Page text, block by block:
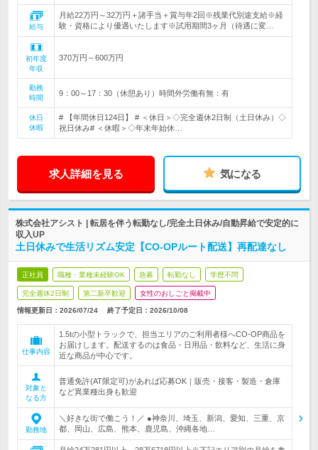
給与
月給22万円～32万円＋諸手当＋賞与年2回※残業代別途支給※経
験・資格により優遇いたします※試用期間3ヶ月（待遇に変…
初年度
年収
370万円～600万円
勤務
時間
9：00～17：30（休憩あり）時間外労働有無：有
休日
休暇
# 【年間休日124日】 # ＜休日＞◇完全週休2日制（土日休み）◇
祝日休み# ＜休暇＞◇年末年始休…
求人詳細を見る 気になる
株式会社アシスト | 転居を伴う転勤なし/完全土日休み/自動昇給で安定的に
収入UP
土日休みで生活リズム安定【CO-OPルート配送】再配達なし
正社員 職種・業種未経験OK 急募 転勤なし 学歴不問
完全週休2日制 第二新卒歓迎 女性のおしごと掲載中
情報更新日：2026/07/24 終了予定日： 2026/10/08
仕事内容
1.5tの小型トラックで、担当エリアのご利用者様へCO-OP商品を
お届けします。配送するのは食品・日用品・飲料など、生活に身
近な商品が中心です。
対象と
なる方
普通免許(AT限定可)があれば応募OK｜販売・接客・製造・倉庫
など異業種出身も歓迎
勤務地
＼好きな街で働こう！／ ●神奈川、埼玉、新潟、愛知、三重、京
都、岡山、広島、熊本、鹿児島、沖縄各地…